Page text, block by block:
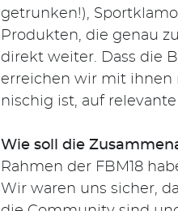
getrunken!),
Produkten, die genau
direkt weiter. Dass die
erreichen wir mit ihnen
nischig ist, auf
Wie soll die
Rahmen der FBM18
Wir waren uns sicher,